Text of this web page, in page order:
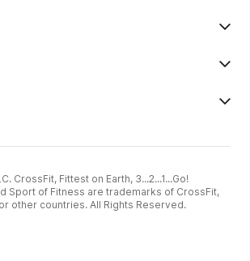
CrossFit, Fittest on Earth, 3...2...1...Go!
Sport of Fitness are trademarks of CrossFit,
other countries. All Rights Reserved.